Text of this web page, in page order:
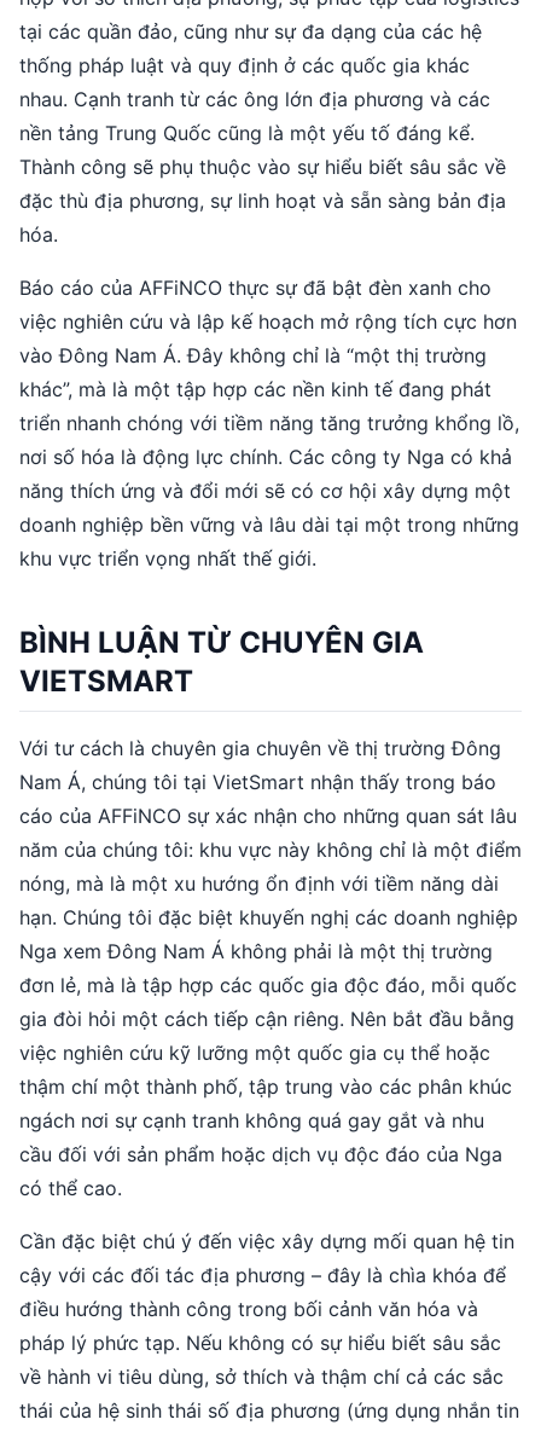
tại các quần đảo, cũng như sự đa dạng của các hệ
thống pháp luật và quy định ở các quốc gia khác
nhau. Cạnh tranh từ các ông lớn địa phương và các
nền tảng Trung Quốc cũng là một yếu tố đáng kể.
Thành công sẽ phụ thuộc vào sự hiểu biết sâu sắc về
đặc thù địa phương, sự linh hoạt và sẵn sàng bản địa
hóa.
Báo cáo của AFFiNCO thực sự đã bật đèn xanh cho
việc nghiên cứu và lập kế hoạch mở rộng tích cực hơn
vào Đông Nam Á. Đây không chỉ là “một thị trường
khác”, mà là một tập hợp các nền kinh tế đang phát
triển nhanh chóng với tiềm năng tăng trưởng khổng lồ,
nơi số hóa là động lực chính. Các công ty Nga có khả
năng thích ứng và đổi mới sẽ có cơ hội xây dựng một
doanh nghiệp bền vững và lâu dài tại một trong những
khu vực triển vọng nhất thế giới.
BÌNH LUẬN TỪ CHUYÊN GIA
VIETSMART
Với tư cách là chuyên gia chuyên về thị trường Đông
Nam Á, chúng tôi tại VietSmart nhận thấy trong báo
cáo của AFFiNCO sự xác nhận cho những quan sát lâu
năm của chúng tôi: khu vực này không chỉ là một điểm
nóng, mà là một xu hướng ổn định với tiềm năng dài
hạn. Chúng tôi đặc biệt khuyến nghị các doanh nghiệp
Nga xem Đông Nam Á không phải là một thị trường
đơn lẻ, mà là tập hợp các quốc gia độc đáo, mỗi quốc
gia đòi hỏi một cách tiếp cận riêng. Nên bắt đầu bằng
việc nghiên cứu kỹ lưỡng một quốc gia cụ thể hoặc
thậm chí một thành phố, tập trung vào các phân khúc
ngách nơi sự cạnh tranh không quá gay gắt và nhu
cầu đối với sản phẩm hoặc dịch vụ độc đáo của Nga
có thể cao.
Cần đặc biệt chú ý đến việc xây dựng mối quan hệ tin
cậy với các đối tác địa phương – đây là chìa khóa để
điều hướng thành công trong bối cảnh văn hóa và
pháp lý phức tạp. Nếu không có sự hiểu biết sâu sắc
về hành vi tiêu dùng, sở thích và thậm chí cả các sắc
thái của hệ sinh thái số địa phương (ứng dụng nhắn tin